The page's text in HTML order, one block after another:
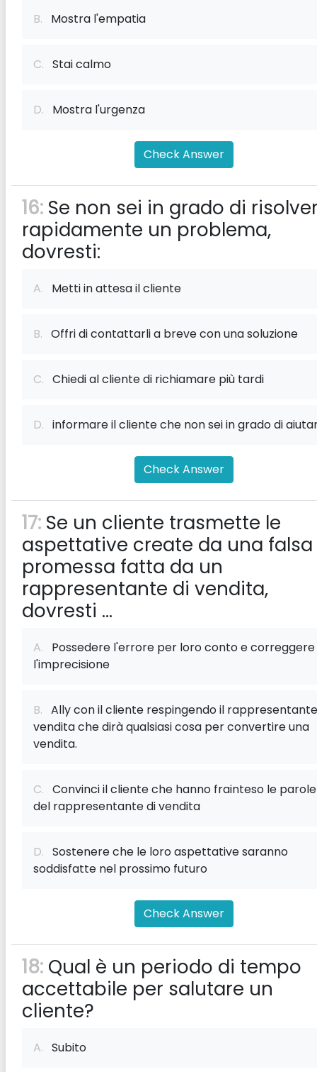
B. Mostra l'empatia
C. Stai calmo
D. Mostra l'urgenza
Check Answer
16: Se non sei in grado di
rapidamente un problema,
dovresti:
A. Metti in attesa il cliente
B. Offri di contattarli a breve con una soluzione
C. Chiedi al cliente di richiamare più tardi
D. informare il cliente che non sei in grado di
Check Answer
17: Se un cliente trasmette le
aspettative create da una falsa
promessa fatta da un
rappresentante di vendita,
dovresti ...
A. Possedere l'errore per loro conto e correggere
l'imprecisione
B. Ally con il cliente respingendo il
vendita che dirà qualsiasi cosa per convertire una
vendita.
C. Convinci il cliente che hanno frainteso le parole
del rappresentante di vendita
D. Sostenere che le loro aspettative saranno
soddisfatte nel prossimo futuro
Check Answer
18: Qual è un periodo di tempo
accettabile per salutare un
cliente?
A. Subito